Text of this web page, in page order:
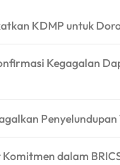
KDMP untuk
Kegagalan
Penyelundupan
dalam